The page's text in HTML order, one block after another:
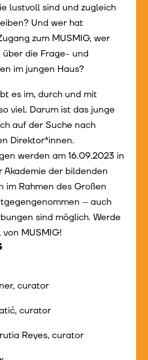
lustvoll sind und zugleich
Und wer hat
zum MUSMIG, wer
die Frage- und
im jungen Haus?
es im, durch und mit
viel. Darum ist das junge
auf der Suche nach
Direktor*innenInnen
.
werden am 16.09.2023 in
Akademie der bildenden
im Rahmen des Großen
– auch
sind möglich. Werde
MUSMIG!
curator
curator
Reyes, curator